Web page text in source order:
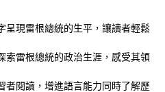
呈現雷根總統的生平，讓讀者輕鬆
索雷根總統的政治生涯，感受其領
者閱讀，增進語言能力同時了解歷